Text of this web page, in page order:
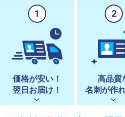
1
価格が安い！
翌日お届け！
2
高品質
名刺が作